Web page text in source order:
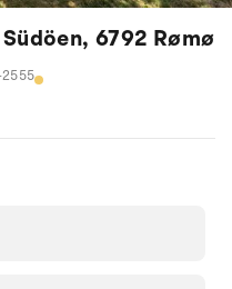
6792 Rømø